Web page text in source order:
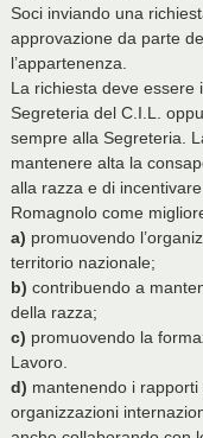
Soci inviando una
approvazione da parte
l’appartenenza.
La richiesta deve essere
Segreteria del C.I.L.
sempre alla Segreteria.
mantenere alta la
alla razza e di
Romagnolo come
a) promuovendo
territorio nazionale;
b) contribuendo a
della razza;
c) promuovendo la
Lavoro.
d) mantenendo i
organizzazioni